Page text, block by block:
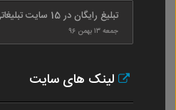
تبلیغ رایگان در 15 سایت تبلیغاتی
جمعه ۱۳ بهمن ۹۶
لینک های سایت